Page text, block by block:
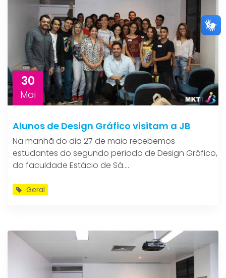
30
Mai
Alunos de Design Gráfico visitam a JB
Na manhã do dia 27 de maio recebemos
estudantes do segundo período de Design Gráfico,
da faculdade Estácio de Sá....
Geral